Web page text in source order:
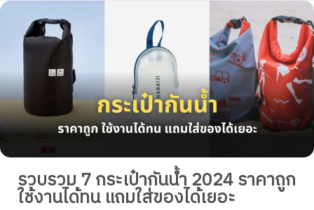
รวบรวม 7 กระเป๋ากันน้ำ 2024 ราคาถูก
ใช้งานได้ทน แถมใส่ของได้เยอะ